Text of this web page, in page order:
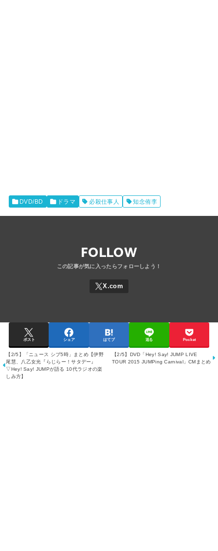
DVD/BD ドラマ 必殺仕事人 知念侑李
FOLLOW
ポスト シェア はてブ 送る Pocket
【2/5】「ニュース シブ5時」まとめ【伊野
尾慧、八乙女光『らじらー！サタデー』
▽Hey! Say! JUMPが語る 10代ラジオの楽
しみ方】
【2/5】DVD「Hey! Say! JUMP LIVE
TOUR 2015 JUMPing Carnival」CMまとめ